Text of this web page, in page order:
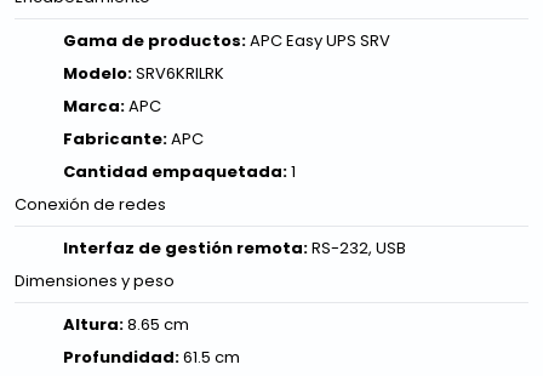
Gama de productos:APC Easy UPS SRV
Modelo:SRV6KRILRK
Marca:APC
Fabricante:APC
Cantidad empaquetada:1
Conexión de redes
Interfaz de gestión remota:RS-232, USB
Dimensiones y peso
Altura:8.65 cm
Profundidad:61.5 cm